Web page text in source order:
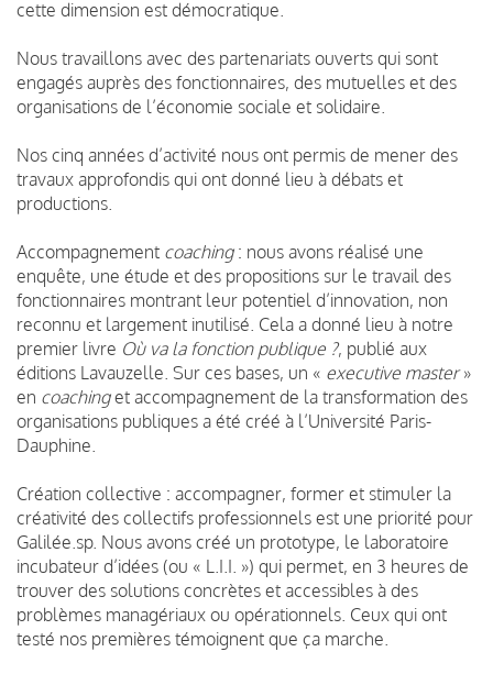
cette dimension est démocratique.
Nous travaillons avec des partenariats ouverts qui sont
engagés auprès des fonctionnaires, des mutuelles et des
organisations de l’économie sociale et solidaire.
Nos cinq années d’activité nous ont permis de mener des
travaux approfondis qui ont donné lieu à débats et
productions.
Accompagnement coaching: nous avons réalisé une
enquête, une étude et des propositions sur le travail des
fonctionnaires montrant leur potentiel d’innovation, non
reconnu et largement inutilisé. Cela a donné lieu à notre
premier livre Où va la fonction publique ?, publié aux
éditions Lavauzelle. Sur ces bases, un « executive master»
en coachinget accompagnement de la transformation des
organisations publiques a été créé à l’Université Paris-
Dauphine.
Création collective : accompagner, former et stimuler la
créativité des collectifs professionnels est une priorité pour
Galilée.sp. Nous avons créé un prototype, le laboratoire
incubateur d’idées (ou « L.I.I. ») qui permet, en 3 heures de
trouver des solutions concrètes et accessibles à des
problèmes managériaux ou opérationnels. Ceux qui ont
testé nos premières témoignent que ça marche.